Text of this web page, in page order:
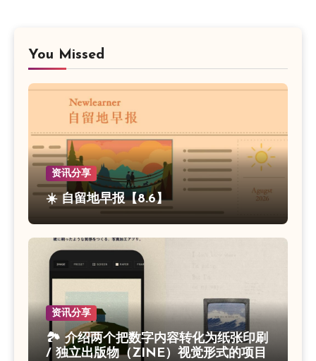
You Missed
资讯分享
☀️ 自留地早报【8.6】
资讯分享
🏞 介绍两个把数字内容转化为纸张印刷
/ 独立出版物（ZINE）视觉形式的项目